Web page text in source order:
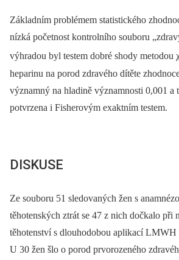
Základním problémem statistického
nízká početnost kontrolního souboru
výhradou byl testem dobré shody metodou
heparinu na porod zdravého dítěte
významný na hladině významnosti 0,001 a
potvrzena i Fisherovým exaktním testem.
DISKUSE
Ze souboru 51 sledovaných žen s
těhotenských ztrát se 47 z nich dočkalo při
těhotenství s dlouhodobou aplikací LMWH
U 30 žen šlo o porod prvorozeného